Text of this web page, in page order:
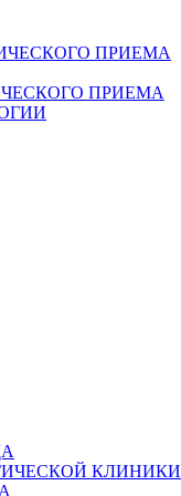
ПРИЕМА
ПРИЕМА
КЛИНИКИ